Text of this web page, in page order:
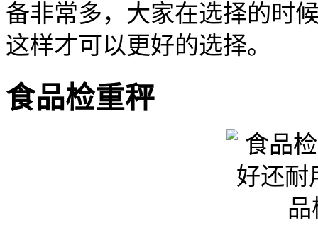
备非常多，大家在选择的时
这样才可以更好的选择。
食品检重秤